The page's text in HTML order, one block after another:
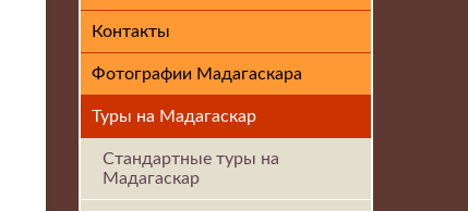
Контакты
Фотографии Мадагаскара
Туры на Мадагаскар
Стандартные туры на
Мадагаскар